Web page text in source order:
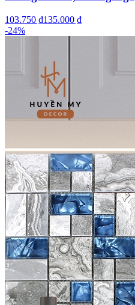
103.750 ₫135.000 ₫
-24%